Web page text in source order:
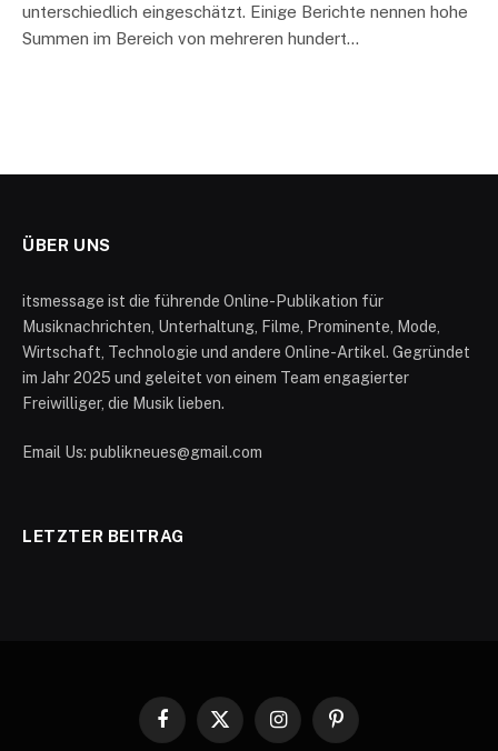
unterschiedlich eingeschätzt. Einige Berichte nennen hohe
Summen im Bereich von mehreren hundert…
ÜBER UNS
itsmessage ist die führende Online-Publikation für
Musiknachrichten, Unterhaltung, Filme, Prominente, Mode,
Wirtschaft, Technologie und andere Online-Artikel. Gegründet
im Jahr 2025 und geleitet von einem Team engagierter
Freiwilliger, die Musik lieben.
Email Us: publikneues@gmail.com
LETZTER BEITRAG
Facebook
X
InstagramPinterest